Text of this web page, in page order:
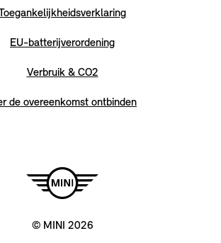
EU-batterijverordening
Verbruik & CO2
de overeenkomst ontbinden
© MINI 2026